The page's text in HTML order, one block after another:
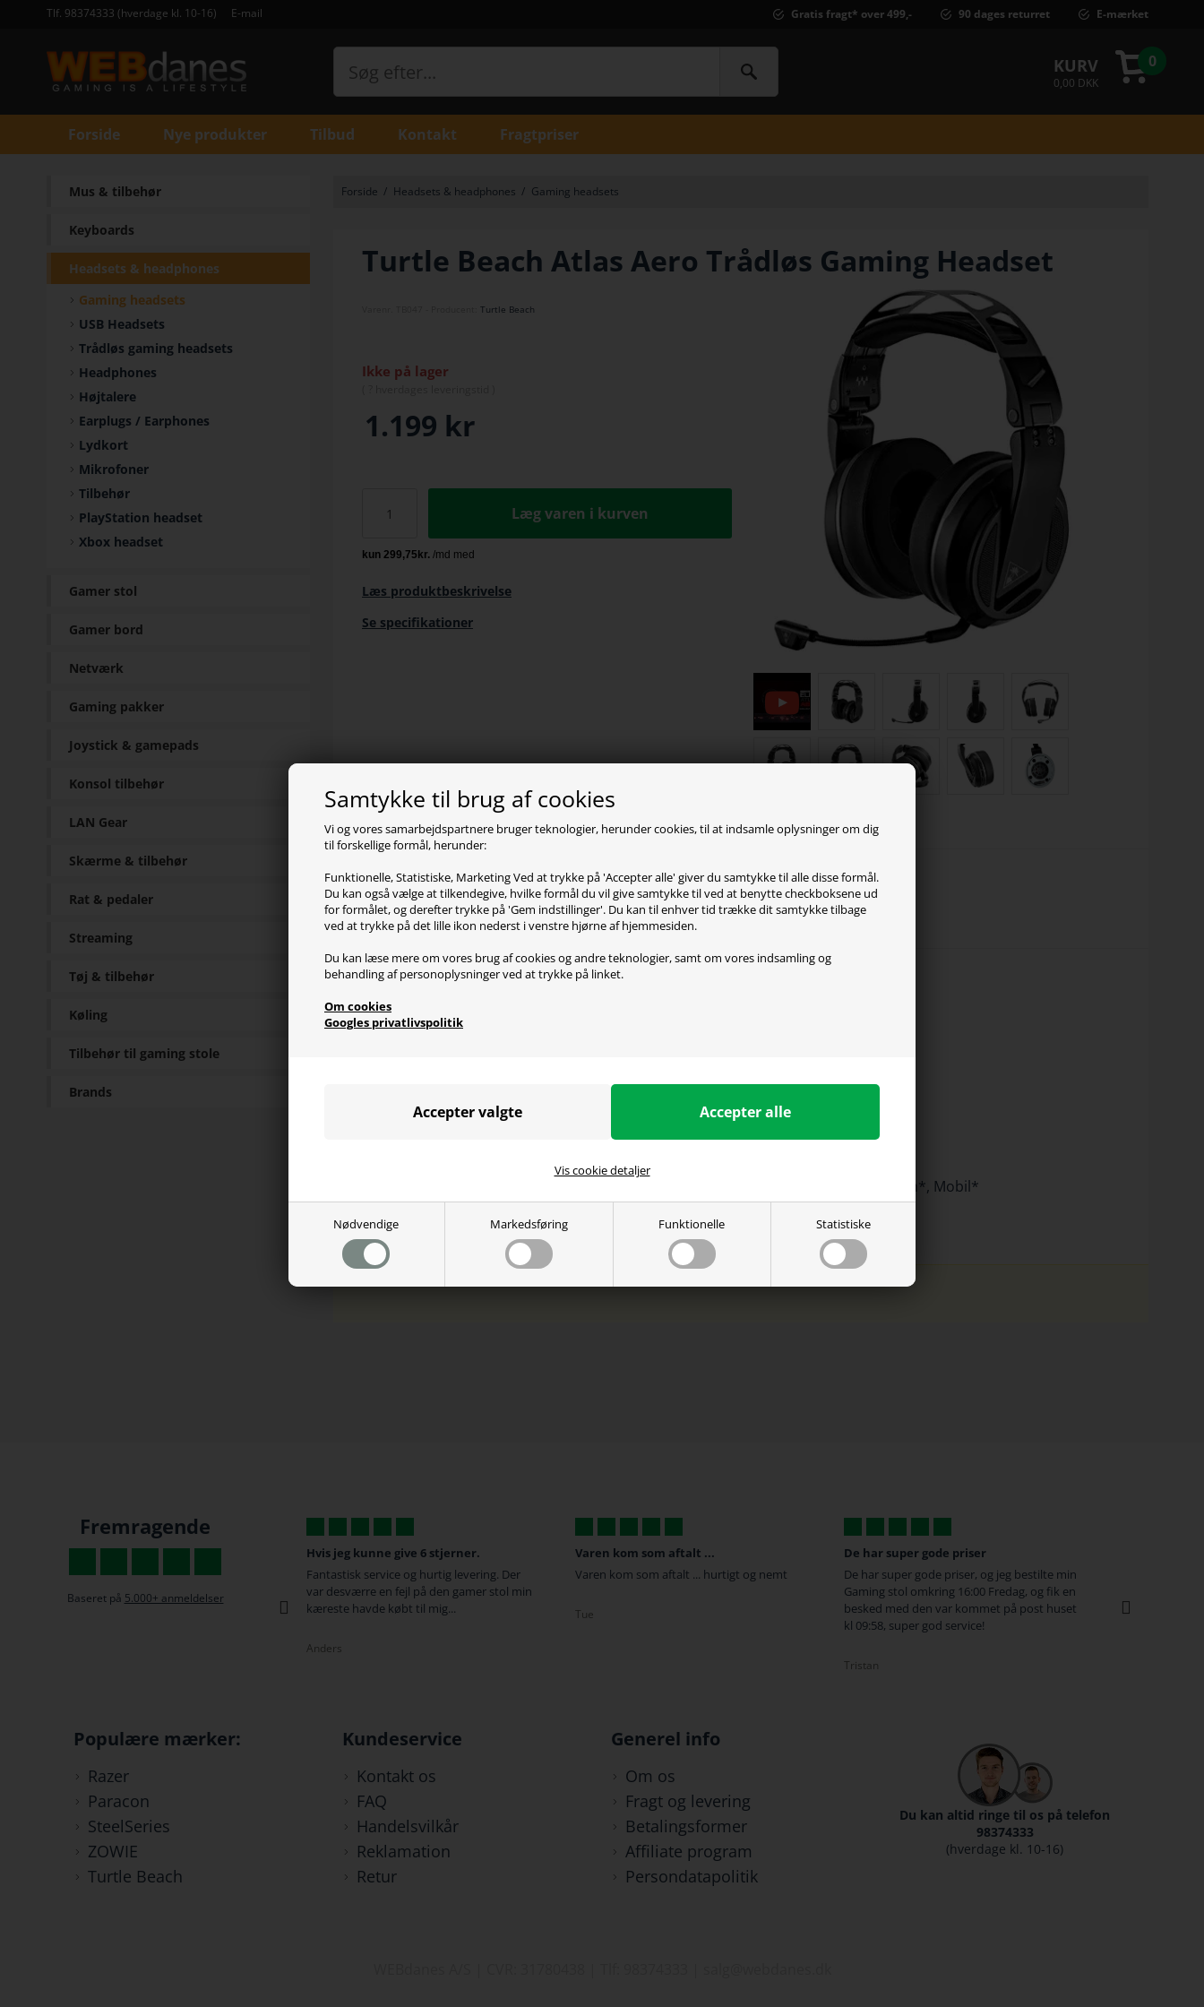
Samtykke til brug af cookies
Vi og vores samarbejdspartnere bruger teknologier, herunder cookies, til at indsamle oplysninger om dig
til forskellige formål, herunder:
Funktionelle, Statistiske, Marketing Ved at trykke på 'Accepter alle' giver du samtykke til alle disse formål.
Du kan også vælge at tilkendegive, hvilke formål du vil give samtykke til ved at benytte checkboksene ud
for formålet, og derefter trykke på 'Gem indstillinger'. Du kan til enhver tid trække dit samtykke tilbage
ved at trykke på det lille ikon nederst i venstre hjørne af hjemmesiden.
Du kan læse mere om vores brug af cookies og andre teknologier, samt om vores indsamling og
behandling af personoplysninger ved at trykke på linket.
Om cookies
Googles privatlivspolitik
Nødvendige Markedsføring Funktionelle Statistiske
Vis cookie detaljer
Tlf. 98374333 (hverdage kl. 10-16) E-mail Gratis fragt* over 499,- 90 dages returret E-mærket
KURV
0,00 DKK
0
Forside Nye produkter Tilbud Kontakt Fragtpriser
Forside / Headsets & headphones / Gaming headsets
Turtle Beach Atlas Aero Trådløs Gaming Headset
Turtle Beach
Ikke på lager
1.199 kr
Læg varen i kurven
Læs produktbeskrivelse
Se specifikationer
Produktbeskrivelse
Specifikationer
Type: Over-Ear
Frekvensinterval: 12 - 20.000 Hz
Driverenheder: 50mm
Kompatibilitet: PC (Windows 10), Mac, Xbox One*, PS4*, PS4 Pro*, Nintendo Switch*, Mobil*
*Software features er ikke tilgængelige på disse platforme
Mus & tilbehør
Keyboards
Headsets & headphones
Gaming headsets
USB Headsets
Trådløs gaming headsets
Headphones
Højtalere
Earplugs / Earphones
Lydkort
Mikrofoner
Tilbehør
PlayStation headset
Xbox headset
Gamer stol
Gamer bord
Netværk
Gaming pakker
Joystick & gamepads
Konsol tilbehør
LAN Gear
Skærme & tilbehør
Rat & pedaler
Streaming
Tøj & tilbehør
Køling
Tilbehør til gaming stole
Brands
Fremragende
Baseret på 5.000+ anmeldelser
pris, super
Hvis jeg kunne give 6 stjerner.
Fantastisk service og hurtig levering. Der
var desværre en fejl på den gamer stol min
kæreste havde købt til mig...
Varen kom som aftalt ...
Varen kom som aftalt ... hurtigt og nemt
Tue
De har super gode priser
De har super gode priser, og jeg bestilte min
Gaming stol omkring 16:00 Fredag, og fik en
besked med den var kommet på post huset
God og hurtig service
Vi må også huske at rose med anmeldelser
da vi har tilbøjelighed til først at gå til
tasterne når vi er utilfredse :-)
Populære mærker:
Razer
Paracon
SteelSeries
ZOWIE
Turtle Beach
Kundeservice
Kontakt os
FAQ
Handelsvilkår
Reklamation
Retur
Generel info
Om os
Fragt og levering
Betalingsformer
Affiliate program
Persondatapolitik
Du kan altid ringe til os på telefon
98374333
(hverdage kl. 10-16)